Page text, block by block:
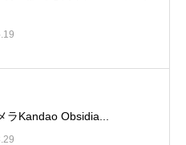
ラKandao Obsidia...